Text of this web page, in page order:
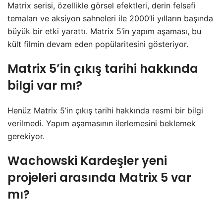
Matrix serisi, özellikle görsel efektleri, derin felsefi
temaları ve aksiyon sahneleri ile 2000’li yılların başında
büyük bir etki yarattı. Matrix 5’in yapım aşaması, bu
kült filmin devam eden popülaritesini gösteriyor.
Matrix 5’in çıkış tarihi hakkında
bilgi var mı?
Henüz Matrix 5’in çıkış tarihi hakkında resmi bir bilgi
verilmedi. Yapım aşamasının ilerlemesini beklemek
gerekiyor.
Wachowski Kardeşler yeni
projeleri arasında Matrix 5 var
mı?